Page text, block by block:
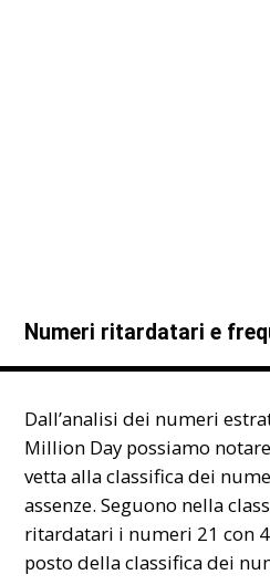
Numeri ritardatari e
Dall’analisi dei numeri
Million Day possiamo
vetta alla classifica dei
assenze. Seguono nella
ritardatari i numeri 21 con
posto della classifica dei